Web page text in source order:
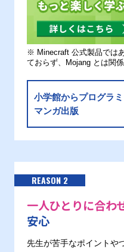
※ Minecraft 公式製品では
ておらず、Mojang とは関係
小学館からプログラ
マンガ出版
REASON 2
一人ひとりに合わ
安心
先生が苦手なポイントや